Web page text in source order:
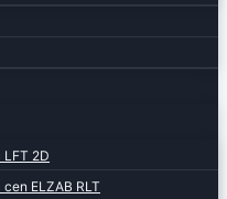
2D
ELZAB RLT